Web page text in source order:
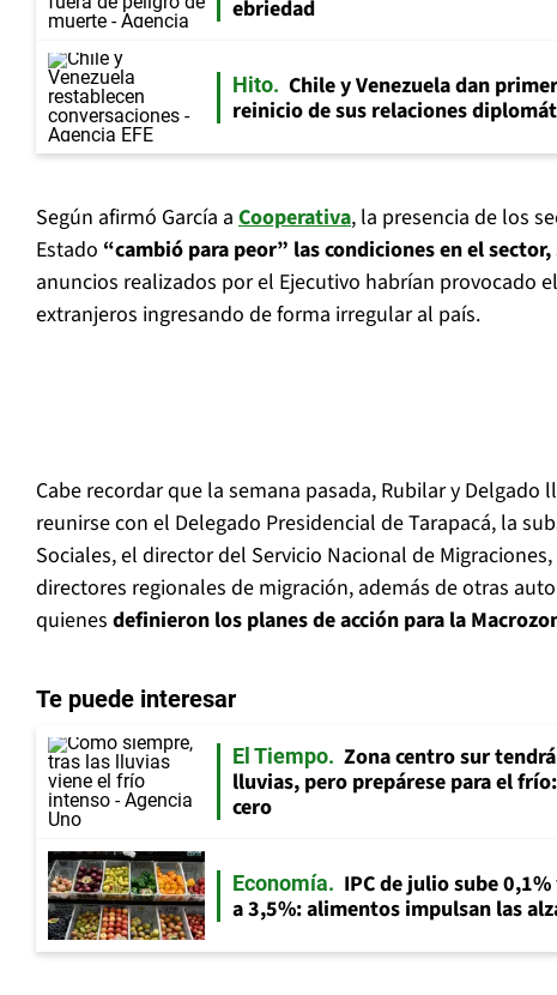
ebriedad
Hito
Chile y Venezuela dan
reinicio de sus relaciones
Según afirmó García a Cooperativa, la presencia de los
Estado “cambió para peor” las condiciones en el sector,
anuncios realizados por el Ejecutivo habrían provocado
extranjeros ingresando de forma irregular al país.
Cabe recordar que la semana pasada, Rubilar y Delgado
reunirse con el Delegado Presidencial de Tarapacá, la
Sociales, el director del Servicio Nacional de
directores regionales de migración, además de otras
quienes definieron los planes de acción para la
Te puede interesar
El Tiempo
Zona centro sur
lluvias, pero prepárese para el
cero
Economía
IPC de julio sube
a 3,5%: alimentos impulsan las